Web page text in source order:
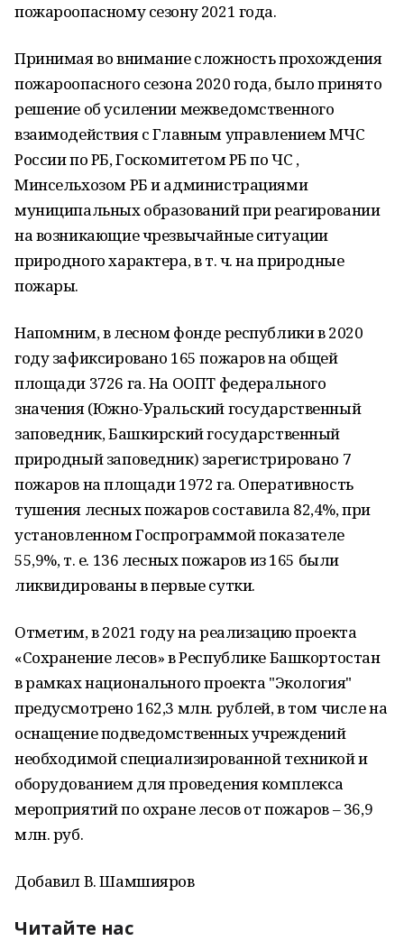
пожароопасному сезону 2021 года.
Принимая во внимание сложность прохождения
пожароопасного сезона 2020 года, было принято
решение об усилении межведомственного
взаимодействия с Главным управлением МЧС
России по РБ, Госкомитетом РБ по ЧС ,
Минсельхозом РБ и администрациями
муниципальных образований при реагировании
на возникающие чрезвычайные ситуации
природного характера, в т. ч. на природные
пожары.
Напомним, в лесном фонде республики в 2020
году зафиксировано 165 пожаров на общей
площади 3726 га. На ООПТ федерального
значения (Южно-Уральский государственный
заповедник, Башкирский государственный
природный заповедник) зарегистрировано 7
пожаров на площади 1972 га. Оперативность
тушения лесных пожаров составила 82,4%, при
установленном Госпрограммой показателе
55,9%, т. е. 136 лесных пожаров из 165 были
ликвидированы в первые сутки.
Отметим, в 2021 году на реализацию проекта
«Сохранение лесов» в Республике Башкортостан
в рамках национального проекта "Экология"
предусмотрено 162,3 млн. рублей, в том числе на
оснащение подведомственных учреждений
необходимой специализированной техникой и
оборудованием для проведения комплекса
мероприятий по охране лесов от пожаров – 36,9
млн. руб.
Добавил В. Шамшияров
Читайте нас